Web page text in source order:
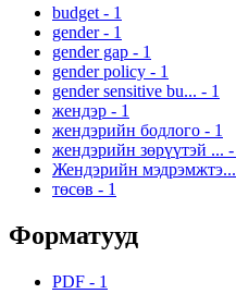
budget - 1
gender - 1
gender gap - 1
gender policy - 1
gender sensitive bu... - 1
жендэр - 1
жендэрийн бодлого - 1
жендэрийн зөрүүтэй ... -
Жендэрийн мэдрэмжтэ...
төсөв - 1
Форматууд
PDF - 1